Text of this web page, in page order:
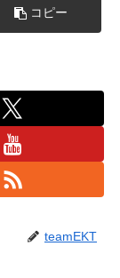
コピー
teamEKT